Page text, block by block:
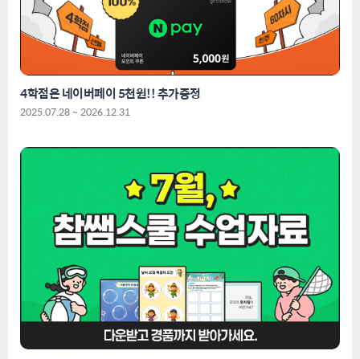
4학점은 네이버페이 5천원!! 추가증정
2025.07.28 ~ 2026.12.31